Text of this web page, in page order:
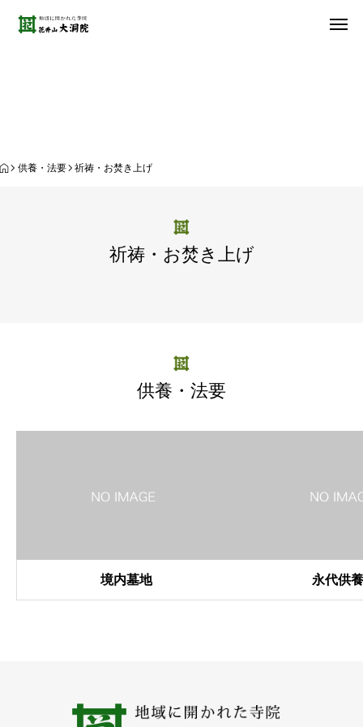
供養・法要 祈祷・お焚き上げ
祈祷・お焚き上げ
供養・法要
境内墓地 永代供